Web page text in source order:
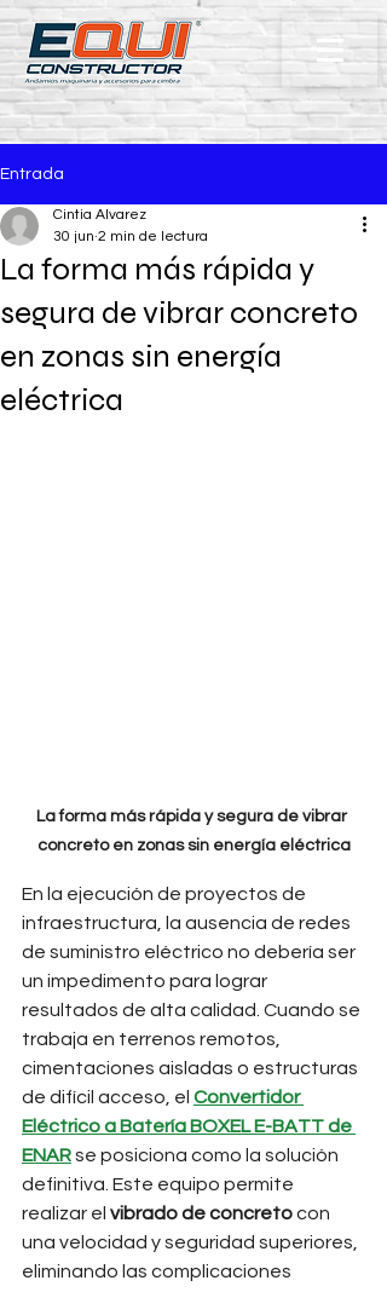
Entrada
La forma más rápida y
segura de vibrar concreto
en zonas sin energía
eléctrica
Cintia Alvarez
30 jun 2 min de lectura
La forma más rápida y segura de vibrar
concreto en zonas sin energía eléctrica
En la ejecución de proyectos de
infraestructura, la ausencia de redes
de suministro eléctrico no debería ser
un impedimento para lograr
resultados de alta calidad. Cuando se
trabaja en terrenos remotos,
cimentaciones aisladas o estructuras
de difícil acceso, el Convertidor
Eléctrico a Batería BOXEL E-BATT de
ENAR se posiciona como la solución
definitiva. Este equipo permite
realizar el vibrado de concreto con
una velocidad y seguridad superiores,
eliminando las complicaciones